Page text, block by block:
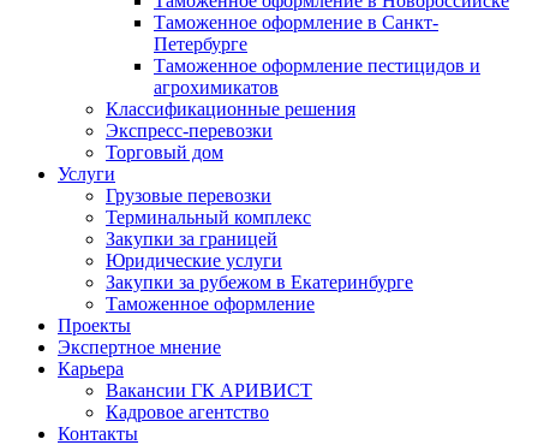
Таможенное оформление в Санкт-
Петербурге
Таможенное оформление пестицидов и
агрохимикатов
Классификационные решения
Экспресс-перевозки
Торговый дом
Услуги
Грузовые перевозки
Терминальный комплекс
Закупки за границей
Юридические услуги
Закупки за рубежом в Екатеринбурге
Таможенное оформление
Проекты
Экспертное мнение
Карьера
Вакансии ГК АРИВИСТ
Кадровое агентство
Контакты